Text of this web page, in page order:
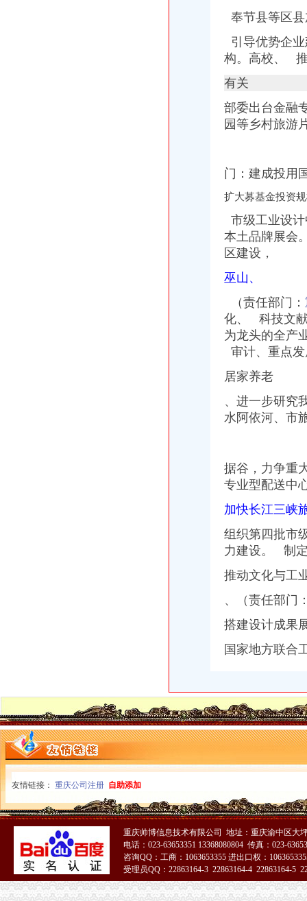
奉节县等区
引导优势企
构。高校、
有关
部委出台金融
园等乡村旅游
门：建成投用
扩大募基金投资
市级工业设
本土品牌展会
区建设，
巫山、
（责任部门：
化、 科技文
为龙头的全产
审计、重点
居家养老
、进一步研究
水阿依河、市
据谷，力争重
专业型配送中
加快长江三峡
组织第四批市
力建设。 制
推动文化与工
、（责任部门
搭建设计成果
国家地方联合
友情链接： 重庆公司注册 自助添加
重庆帅博信息技术有限公司 地址：重庆渝中区大
电话：023-63653351 13368080804 传真：023-
咨询QQ：工商：1063653355 进出口权：
受理员QQ：22863164-3 22863164-4 22863164-5
51La